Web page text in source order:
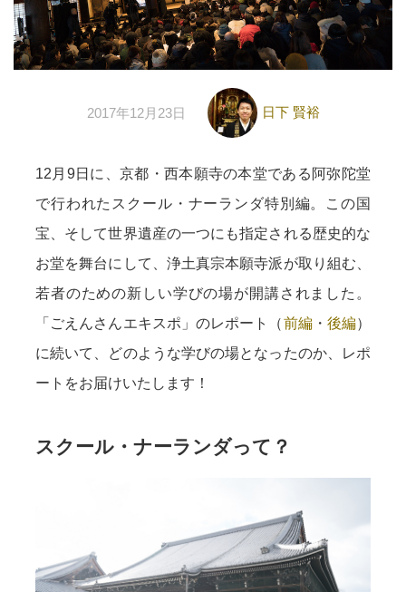
2017年12月23日 日下 賢裕
12月9日に、京都・西本願寺の本堂である阿弥陀堂
で行われたスクール・ナーランダ特別編。この国
宝、そして世界遺産の一つにも指定される歴史的な
お堂を舞台にして、浄土真宗本願寺派が取り組む、
若者のための新しい学びの場が開講されました。
「ごえんさんエキスポ」のレポート（前編・ 後編）
に続いて、どのような学びの場となったのか、レポ
ートをお届けいたします！
スクール・ナーランダって？